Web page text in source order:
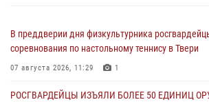
В преддверии дня физкультурника
соревнования по настольному теннису в Твери
07 августа 2026, 11:29 1
РОСГВАРДЕЙЦЫ ИЗЪЯЛИ БОЛЕЕ 50 ЕДИНИЦ